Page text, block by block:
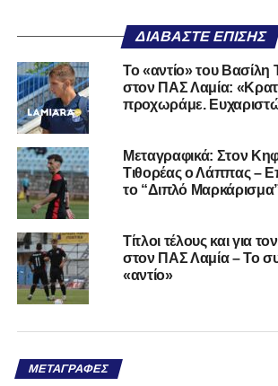
ΔΙΑΒΆΣΤΕ ΕΠΊΣΗΣ
Το «αντίο» του
στον ΠΑΣ Λαμία:
προχωράμε.
Μεταγραφικά: Στον
Τιθορέας ο Λάππας –
το “Διπλό
Τίτλοι τέλους και για
στον ΠΑΣ Λαμία – Το
«αντίο»
ΜΕΤΑΓΡΑΦΈΣ